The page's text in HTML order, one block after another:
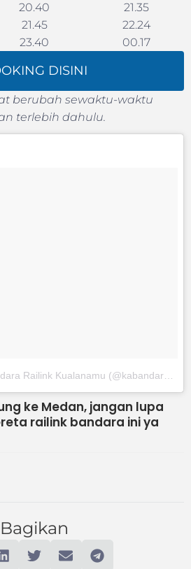
20.40
21.35
21.45
22.24
23.40 00.17
DISINI
berubah sewaktu-waktu
terlebih dahulu.
ke Medan, jangan lupa
railink bandara ini ya
Bagikan